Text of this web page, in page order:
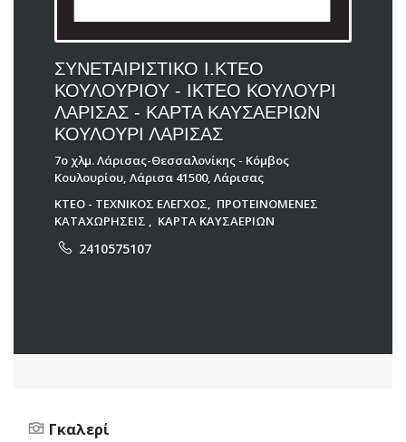
ΣΥΝΕΤΑΙΡΙΣΤΙΚΟ Ι.ΚΤΕΟ
ΚΟΥΛΟΥΡΙΟΥ - ΙΚΤΕΟ ΚΟΥΛΟΥΡΙ
ΛΑΡΙΣΑΣ - ΚΑΡΤΑ ΚΑΥΣΑΕΡΙΩΝ
ΚΟΥΛΟΥΡΙ ΛΑΡΙΣΑΣ
7ο χλμ. Λάρισας-Θεσσαλονίκης - Κόμβος
Κουλουρίου, Λάρισα 41500, Λάρισας
ΚΤΕΟ - ΤΕΧΝΙΚΟΣ ΕΛΕΓΧΟΣ, ΠΡΟΤΕΙΝΟΜΕΝΕΣ
ΚΑΤΑΧΩΡΗΣΕΙΣ , ΚΑΡΤΑ ΚΑΥΣΑΕΡΙΩΝ
2410575107
Γκαλερί